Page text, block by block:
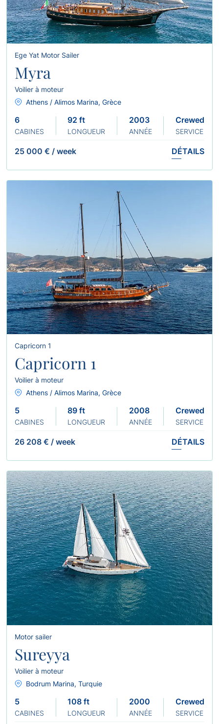
Ege Yat Motor Sailer
Myra
Voilier à moteur
Athens / Alimos Marina, Grèce
6
CABINES
92 ft
LONGUEUR
2003 Refit: 2022
ANNÉE
Crewed
SERVICE
25 000 € / week DÉTAILS
Capricorn 1
Capricorn 1
Voilier à moteur
Athens / Alimos Marina, Grèce
5
CABINES
89 ft
LONGUEUR
2008 2018 (Refit )
ANNÉE
Crewed
SERVICE
26 208 € / week DÉTAILS
Motor sailer
Sureyya
Voilier à moteur
Bodrum Marina, Turquie
5
CABINES
108 ft
LONGUEUR
2000 Refit 2023
ANNÉE
Crewed
SERVICE